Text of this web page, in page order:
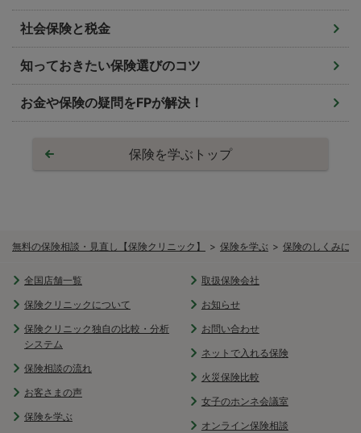
無料の保険相談・見直し【保険クリニック】 保険を学ぶ 保険のしくみに
社会保険と税金
知っておきたい保険選びのコツ
お金や保険の疑問をFPが解決！
保険を学ぶトップ
全国店舗一覧
保険クリニックについて
保険クリニック独自の比較・分析
システム
保険相談の流れ
お客さまの声
保険を学ぶ
取扱保険会社
お知らせ
お問い合わせ
ネットで入れる保険
火災保険比較
女子のホンネ会議室
オンライン保険相談